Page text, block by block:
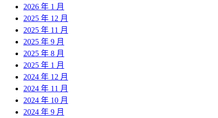
2026 年 1 月
2025 年 12 月
2025 年 11 月
2025 年 9 月
2025 年 8 月
2025 年 1 月
2024 年 12 月
2024 年 11 月
2024 年 10 月
2024 年 9 月